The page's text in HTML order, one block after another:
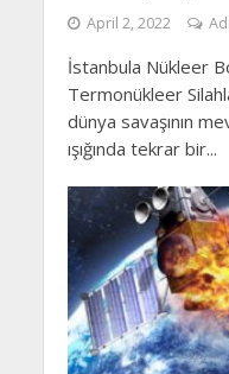
April 2, 2022
İstanbula Nükleer
Termonükleer
dünya savaşının
ışığında tekrar bir...